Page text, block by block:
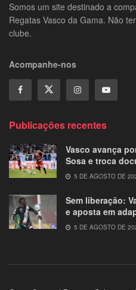
Somos um site destinado a
Regatas Vasco da Gama. Não
clube.
Acompanhe-nos
Publicações recentes
Vasco avança
Sosa e troca
5 DE AGOSTO DE
Sem liberação:
e aposta em
5 DE AGOSTO DE